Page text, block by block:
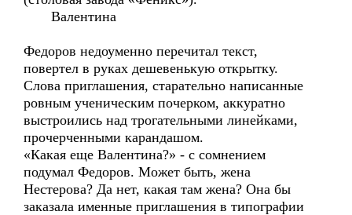
Валентина
Федоров недоуменно перечитал текст,
повертел в руках дешевенькую открытку.
Слова приглашения, старательно написанные
ровным ученическим почерком, аккуратно
выстроились над трогательными линейками,
прочерченными карандашом.
«Какая еще Валентина?» - с сомнением
подумал Федоров. Может быть, жена
Нестерова? Да нет, какая там жена? Она бы
заказала именные приглашения в типографии